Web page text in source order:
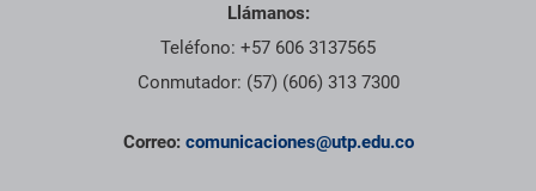
Llámanos:
Teléfono: +57 606 3137565
Conmutador: (57) (606) 313 7300
Correo: comunicaciones@utp.edu.co